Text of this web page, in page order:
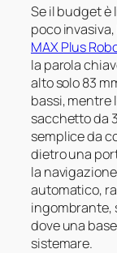
Se il budget è
poco
MAX Plus
la parola
alto solo 83
bassi, mentre
sacchetto da
semplice da
dietro una
la navigazione
automatico,
ingombrante,
dove una
sistemare.